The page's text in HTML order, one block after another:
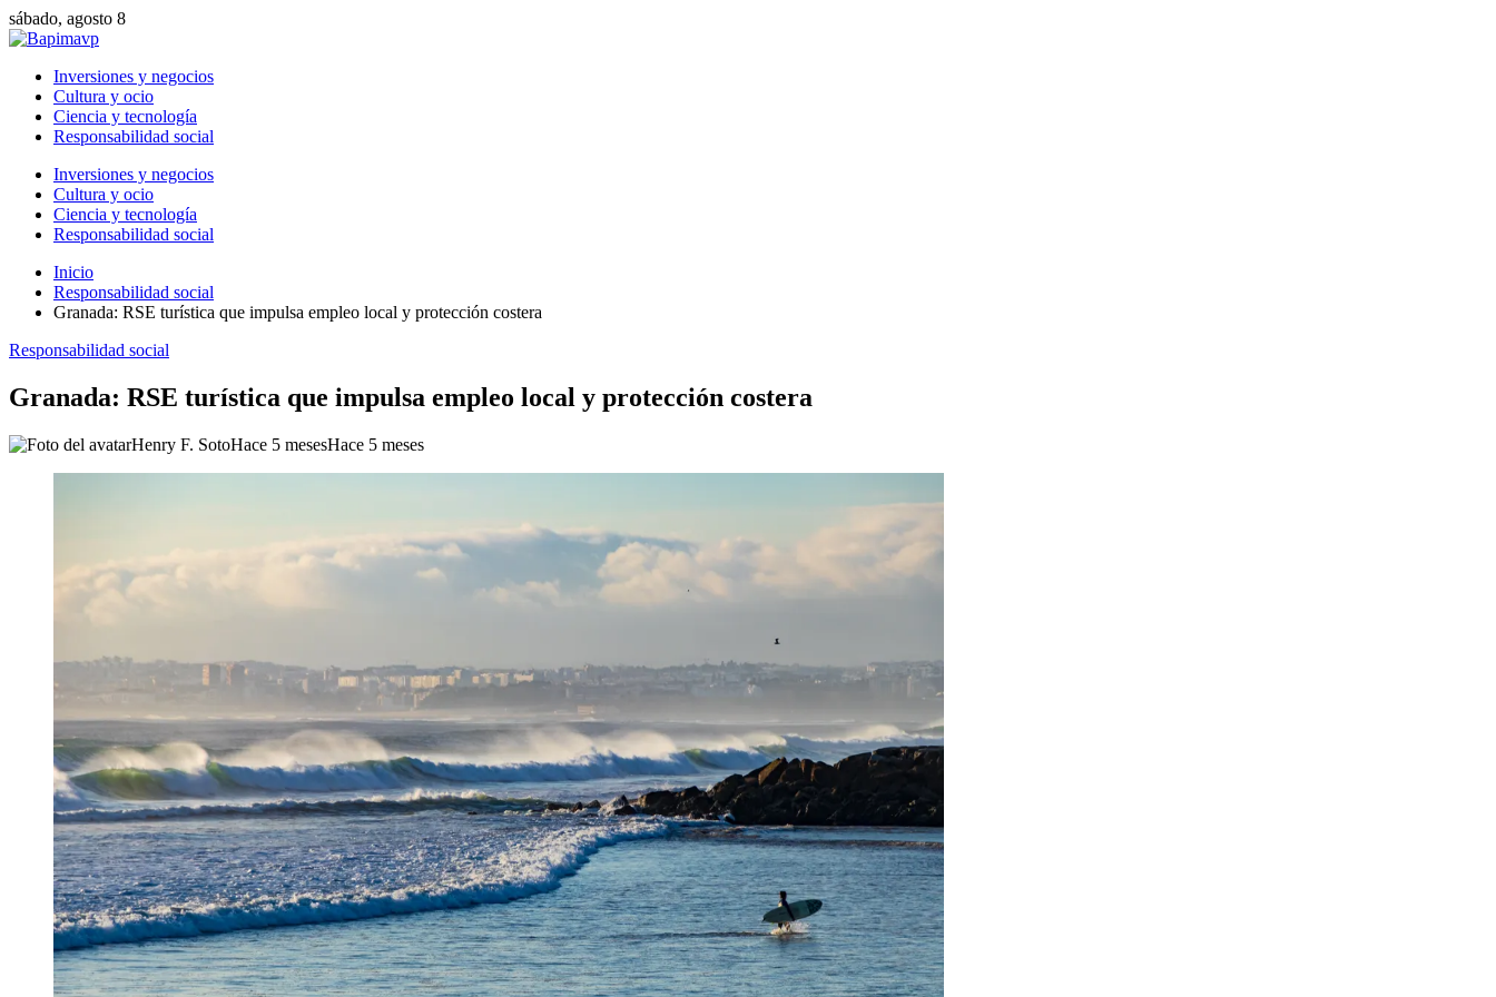
sábado, agosto 8
Inversiones y negocios
Cultura y ocio
Ciencia y tecnología
Responsabilidad social
Inversiones y negocios
Cultura y ocio
Ciencia y tecnología
Responsabilidad social
Inicio
Responsabilidad social
Granada: RSE turística que impulsa empleo local y protección costera
Responsabilidad social
Granada: RSE turística que impulsa empleo local y protección costera
Henry F. SotoHace 5 mesesHace 5 meses